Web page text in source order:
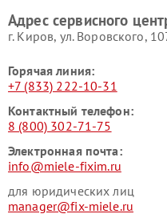
Miele
Адрес сервисного
г. Киров, ул. Воровского,
Горячая линия:
+7 (833) 222-10-31
Контактный телефон:
8 (800) 302-71-75
Электронная почта:
info@miele-fixim.ru
для юридических лиц
manager@fix-miele.ru